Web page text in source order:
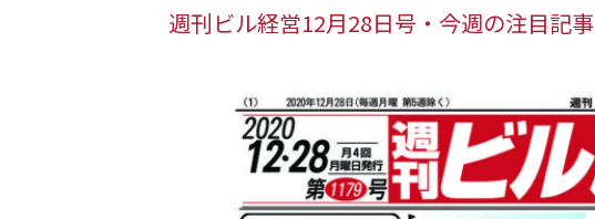
週刊ビル経営12月28日号・今週の注目記事